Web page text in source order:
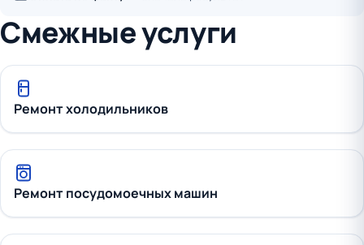
Смежные услуги
Ремонт холодильников
Ремонт посудомоечных машин